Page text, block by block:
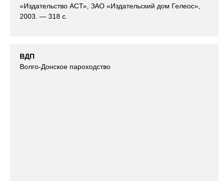
«Издательство АСТ», ЗАО «Издательский дом Гелеос»,
2003. — 318 с.
ВДП
Волго-Донское пароходство